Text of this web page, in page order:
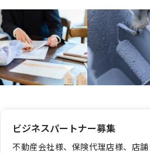
ビジネスパートナー募集
不動産会社様、保険代理店様、店